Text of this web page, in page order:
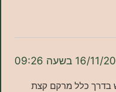
מרקם קצת